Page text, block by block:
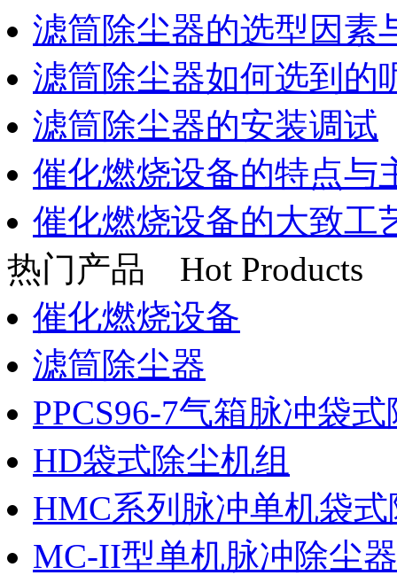
滤筒除尘器的选型因素
滤筒除尘器如何选到的
滤筒除尘器的安装调试
催化燃烧设备的特点与
催化燃烧设备的大致工
热门产品
Hot Products
催化燃烧设备
滤筒除尘器
PPCS96-7气箱脉冲袋
HD袋式除尘机组
HMC系列脉冲单机袋式
MC-II型单机脉冲除尘器